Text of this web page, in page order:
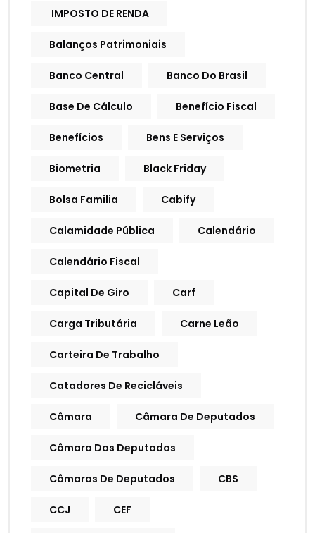
IMPOSTO DE RENDA
Balanços Patrimoniais
Banco Central Banco Do Brasil
Base De Cálculo Benefício Fiscal
Benefícios Bens E Serviços
Biometria Black Friday
Bolsa Familia Cabify
Calamidade Pública Calendário
Calendário Fiscal
Capital De Giro Carf
Carga Tributária Carne Leão
Carteira De Trabalho
Catadores De Recicláveis
Câmara Câmara De Deputados
Câmara Dos Deputados
Câmaras De Deputados CBS
CCJ CEF